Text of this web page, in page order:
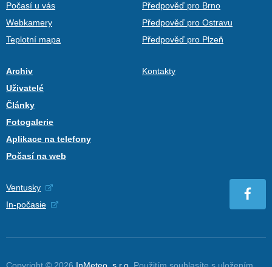
Počasí u vás
Webkamery
Teplotní mapa
Předpověď pro Brno
Předpověď pro Ostravu
Předpověď pro Plzeň
Archiv
Uživatelé
Články
Fotogalerie
Aplikace na telefony
Počasí na web
Kontakty
Ventusky
In-počasie
Copyright © 2026 InMeteo, s.r.o. Použitím souhlasíte s uložením